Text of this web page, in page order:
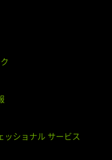
ッショナル サービス